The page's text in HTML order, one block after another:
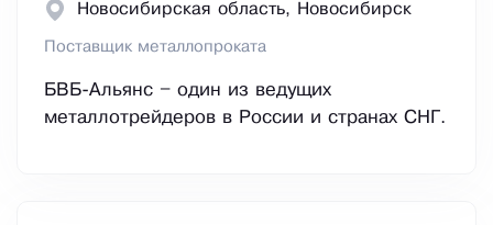
Новосибирская область, Новосибирск
Поставщик металлопроката
БВБ-Альянс – один из ведущих
металлотрейдеров в России и странах СНГ.